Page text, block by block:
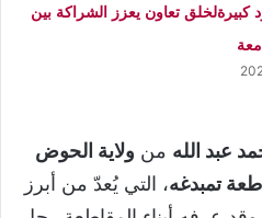
كبيرةلخلق تعاون يعزز الشراكة بين
عبد الله من ولاية الحوض
تمبدغه، التي يُعدّ من أبرز